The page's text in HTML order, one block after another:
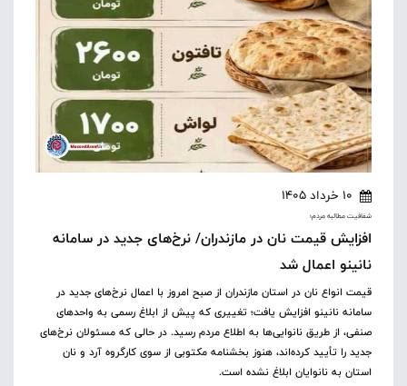
10 خرداد 1405
شفافیت مطالبه مردم؛
افزایش قیمت نان در مازندران/ نرخ‌های جدید در سامانه
نانینو اعمال شد
قیمت انواع نان در استان مازندران از صبح امروز با اعمال نرخ‌های جدید در
سامانه نانینو افزایش یافت؛ تغییری که پیش از ابلاغ رسمی به واحدهای
صنفی، از طریق نانوایی‌ها به اطلاع مردم رسید. در حالی که مسئولان نرخ‌های
جدید را تأیید کرده‌اند، هنوز بخشنامه مکتوبی از سوی کارگروه آرد و نان
استان به نانوایان ابلاغ نشده است.